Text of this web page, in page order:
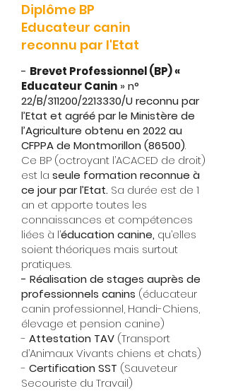
Diplôme BP
Educateur canin
reconnu par l'Etat
- Brevet Professionnel (BP) «
Educateur Canin » n°
22/B/311200/2213330/U reconnu par
l’Etat et agréé par le Ministère de
l’Agriculture obtenu en 2022 au
CFPPA de Montmorillon (86500).
Ce BP (octroyant l’ACACED de droit)
est la seule formation reconnue à
ce jour par l’Etat. Sa durée est de 1
an et apporte toutes les
connaissances et compétences
liées à l’éducation canine, qu’elles
soient théoriques mais surtout
pratiques.
- Réalisation de stages auprès de
professionnels canins (éducateur
canin professionnel, Handi-Chiens,
élevage et pension canine)
- Attestation TAV (Transport
d’Animaux Vivants chiens et chats)
- Certification SST (Sauveteur
Secouriste du Travail)